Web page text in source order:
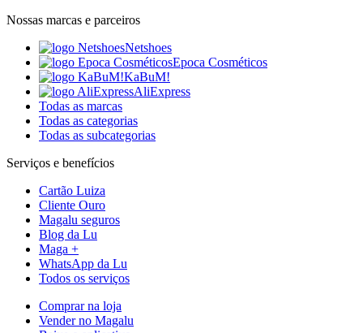
Nossas marcas e parceiros
Netshoes
Epoca Cosméticos
KaBuM!
AliExpress
Todas as marcas
Todas as categorias
Todas as subcategorias
Serviços e benefícios
Cartão Luiza
Cliente Ouro
Magalu seguros
Blog da Lu
Maga +
WhatsApp da Lu
Todos os serviços
Comprar na loja
Vender no Magalu